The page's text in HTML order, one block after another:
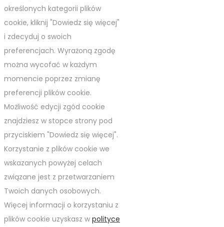
określonych kategorii plików
cookie, kliknij "Dowiedz się więcej"
i zdecyduj o swoich
preferencjach. Wyrażoną zgodę
można wycofać w każdym
momencie poprzez zmianę
preferencji plików cookie.
Możliwość edycji zgód cookie
znajdziesz w stopce strony pod
przyciskiem "Dowiedz się więcej".
Korzystanie z plików cookie we
wskazanych powyżej celach
związane jest z przetwarzaniem
Twoich danych osobowych.
Więcej informacji o korzystaniu z
plików cookie uzyskasz w polityce